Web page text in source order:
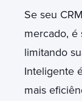
Se seu
mercado, é
limitando
Inteligente
mais